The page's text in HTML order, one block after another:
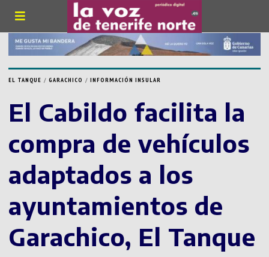
EL TANQUE / GARACHICO / INFORMACIÓN INSULAR
El Cabildo facilita la
compra de vehículos
adaptados a los
ayuntamientos de
Garachico, El Tanque